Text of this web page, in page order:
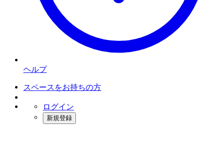
ヘルプ
スペースをお持ちの方
ログイン
新規登録